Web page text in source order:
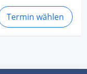
Termin wählen